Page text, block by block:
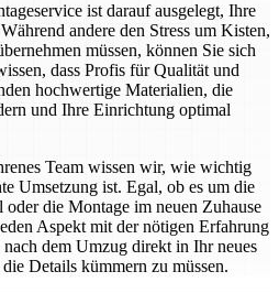
ist darauf ausgelegt, Ihre
andere den Stress um Kisten,
müssen, können Sie sich
dass Profis für Qualität und
hochwertige Materialien, die
und Ihre Einrichtung optimal
Team wissen wir, wie wichtig
Umsetzung ist. Egal, ob es um die
die Montage im neuen Zuhause
Aspekt mit der nötigen Erfahrung
dem Umzug direkt in Ihr neues
Details kümmern zu müssen.